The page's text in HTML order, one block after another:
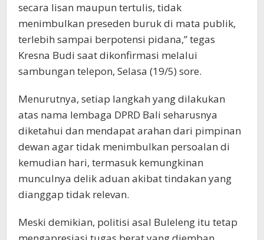
secara lisan maupun tertulis, tidak
menimbulkan preseden buruk di mata publik,
terlebih sampai berpotensi pidana,” tegas
Kresna Budi saat dikonfirmasi melalui
sambungan telepon, Selasa (19/5) sore.
Menurutnya, setiap langkah yang dilakukan
atas nama lembaga DPRD Bali seharusnya
diketahui dan mendapat arahan dari pimpinan
dewan agar tidak menimbulkan persoalan di
kemudian hari, termasuk kemungkinan
munculnya delik aduan akibat tindakan yang
dianggap tidak relevan.
Meski demikian, politisi asal Buleleng itu tetap